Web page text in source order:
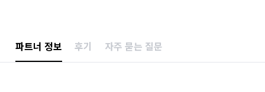
파트너 정보 후기 자주 묻는 질문